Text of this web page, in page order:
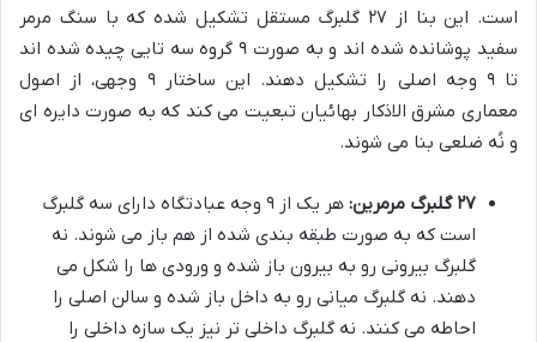
است. این بنا از ۲۷ گلبرگ مستقل تشکیل شده که با سنگ مرمر
سفید پوشانده شده اند و به صورت ۹ گروه سه تایی چیده شده اند
تا ۹ وجه اصلی را تشکیل دهند. این ساختار ۹ وجهی، از اصول
معماری مشرق الاذکار بهائیان تبعیت می کند که به صورت دایره ای
و نُه ضلعی بنا می شوند.
۲۷ گلبرگ مرمرین:
هر یک از ۹ وجه عبادتگاه دارای سه گلبرگ
است که به صورت طبقه بندی شده از هم باز می شوند. نه
گلبرگ بیرونی رو به بیرون باز شده و ورودی ها را شکل می
دهند. نه گلبرگ میانی رو به داخل باز شده و سالن اصلی را
احاطه می کنند. نه گلبرگ داخلی تر نیز یک سازه داخلی را